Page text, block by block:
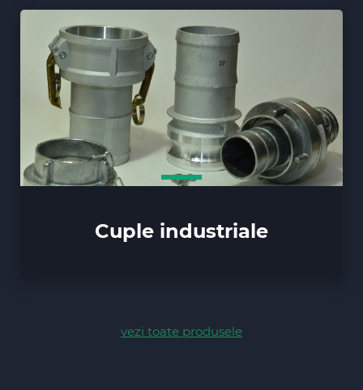
Cuple industriale
vezi toate produsele